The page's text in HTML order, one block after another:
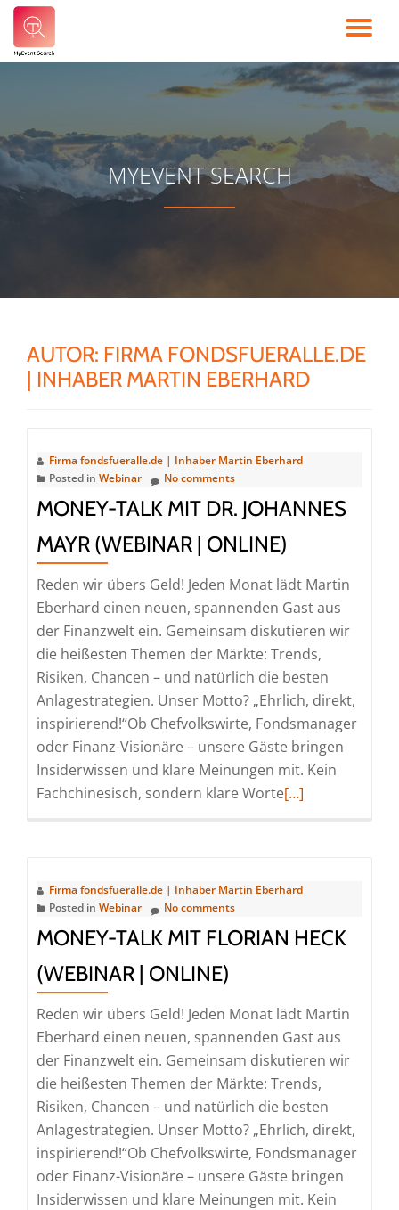
Skip
to
MYEVENT SEARCH
AUTOR: FIRMA FONDSFUERALLE.DE
| INHABER MARTIN EBERHARD
Firma fondsfueralle.de | Inhaber Martin Eberhard
Posted in Webinar No comments
MONEY-TALK MIT DR. JOHANNES
MAYR (WEBINAR | ONLINE)
Reden wir übers Geld! Jeden Monat lädt Martin
Eberhard einen neuen, spannenden Gast aus
der Finanzwelt ein. Gemeinsam diskutieren wir
die heißesten Themen der Märkte: Trends,
Risiken, Chancen – und natürlich die besten
Anlagestrategien. Unser Motto? „Ehrlich, direkt,
inspirierend!“Ob Chefvolkswirte, Fondsmanager
oder Finanz-Visionäre – unsere Gäste bringen
Insiderwissen und klare Meinungen mit. Kein
Fachchinesisch, sondern klare WorteRead
Talk
Dr.
|
Online)
[…]
Firma fondsfueralle.de | Inhaber Martin Eberhard
Posted in Webinar No comments
MONEY-TALK MIT FLORIAN HECK
(WEBINAR | ONLINE)
Reden wir übers Geld! Jeden Monat lädt Martin
Eberhard einen neuen, spannenden Gast aus
der Finanzwelt ein. Gemeinsam diskutieren wir
die heißesten Themen der Märkte: Trends,
Risiken, Chancen – und natürlich die besten
Anlagestrategien. Unser Motto? „Ehrlich, direkt,
inspirierend!“Ob Chefvolkswirte, Fondsmanager
oder Finanz-Visionäre – unsere Gäste bringen
Insiderwissen und klare Meinungen mit. Kein